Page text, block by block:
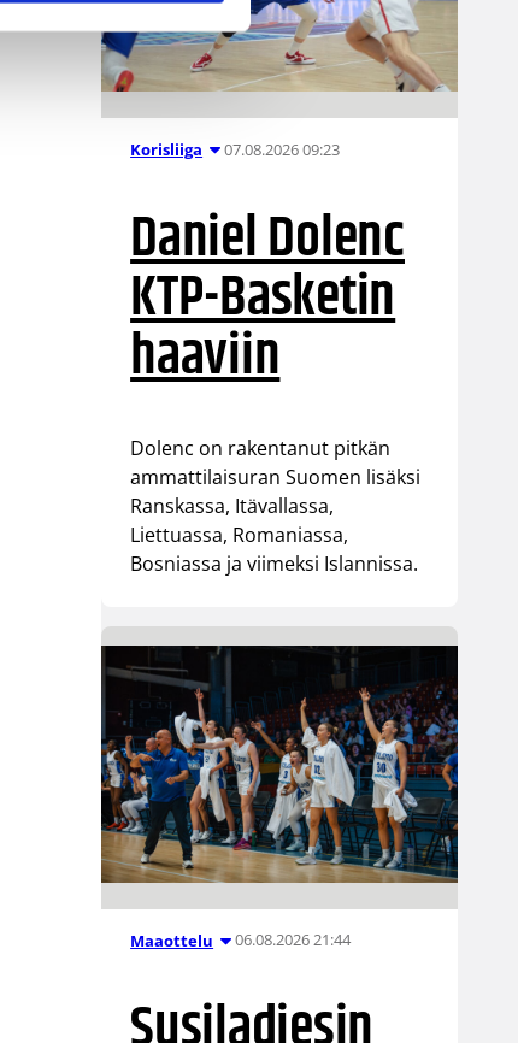
Korisliiga 07.08.2026 09:23
Daniel Dolenc
KTP-Basketin
haaviin
Dolenc on rakentanut pitkän
ammattilaisuran Suomen lisäksi
Ranskassa, Itävallassa,
Liettuassa, Romaniassa,
Bosniassa ja viimeksi Islannissa.
Maaottelu 06.08.2026 21:44